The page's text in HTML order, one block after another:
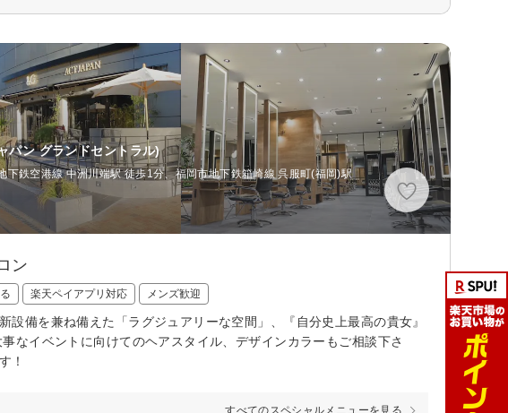
パン グランドセントラル)
下鉄空港線 中洲川端駅 徒歩1分、福岡市地下鉄箱崎線 呉服町(福岡)駅
ン
楽天ペイアプリ対応 メンズ歓迎
備を兼ね備えた「ラグジュアリーな空間」、『自分史上最高の貴女』
なイベントに向けてのヘアスタイル、デザインカラーもご相談下さ
！
すべてのスペシャルメニューを見る